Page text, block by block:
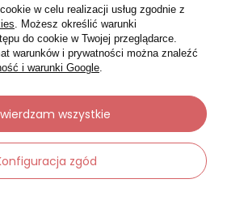
w celu realizacji usług zgodnie z
. Możesz określić warunki
do cookie w Twojej przeglądarce.
warunków i prywatności można znaleźć
i warunki Google.
zgód
wszystkie